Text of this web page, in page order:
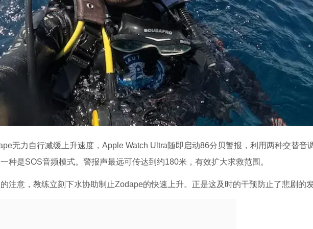
无力自行减缓上升速度，Apple Watch Ultra随即启动86分贝警报，利用两种交替音
种是SOS音频模式。警报声最远可传达到约180米，有效扩大求救范围。
注意，教练立刻下水协助制止Zodape的快速上升。正是这及时的干预防止了悲剧的